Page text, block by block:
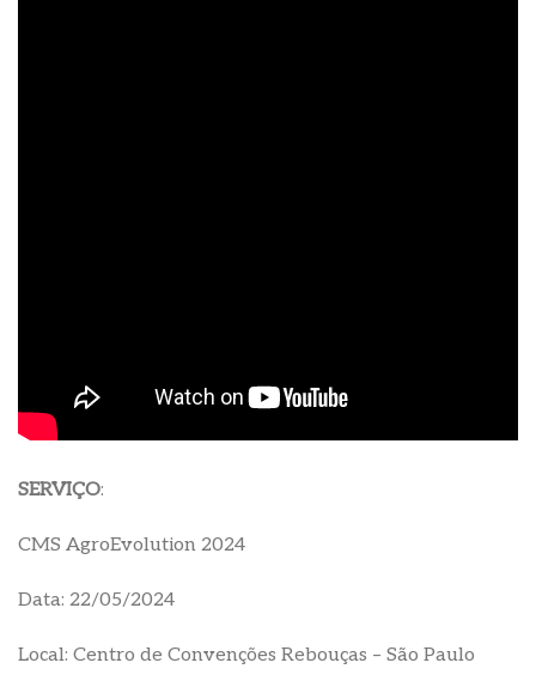
SERVIÇO:
CMS AgroEvolution 2024
Data: 22/05/2024
Local: Centro de Convenções Rebouças – São Paulo